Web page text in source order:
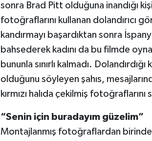
sonra Brad Pitt olduğuna inandığı
fotoğraflarını kullanan dolandırıcı
kandırmayı başardıktan sonra
bahsederek kadını da bu filmde
bununla sınırlı kalmadı.
olduğunu söyleyen şahıs,
kırmızı halıda çekilmiş
“Senin için buradayım güzelim”
Montajlanmış fotoğraflardan